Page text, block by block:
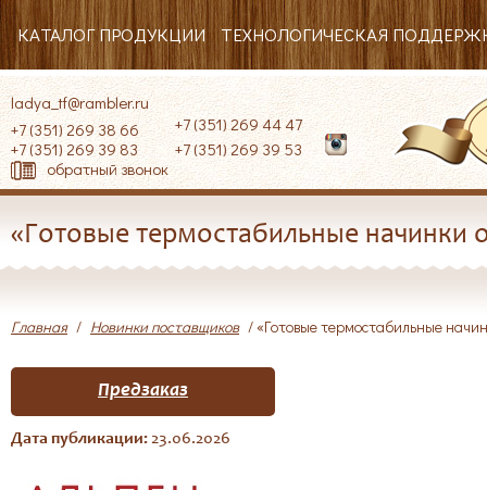
КАТАЛОГ ПРОДУКЦИИ ТЕХНОЛОГИЧЕСКАЯ
ladya_tf@rambler.ru
+7 (351) 269 38 66
+7 (351) 269 39 83
+7 (351) 269 44 47
+7 (351) 269 39 53
обратный звонок
«Готовые термостабильные начинки
Главная / Новинки поставщиков / «Готовые термостабильные
Предзаказ
Дата публикации:23.06.2026